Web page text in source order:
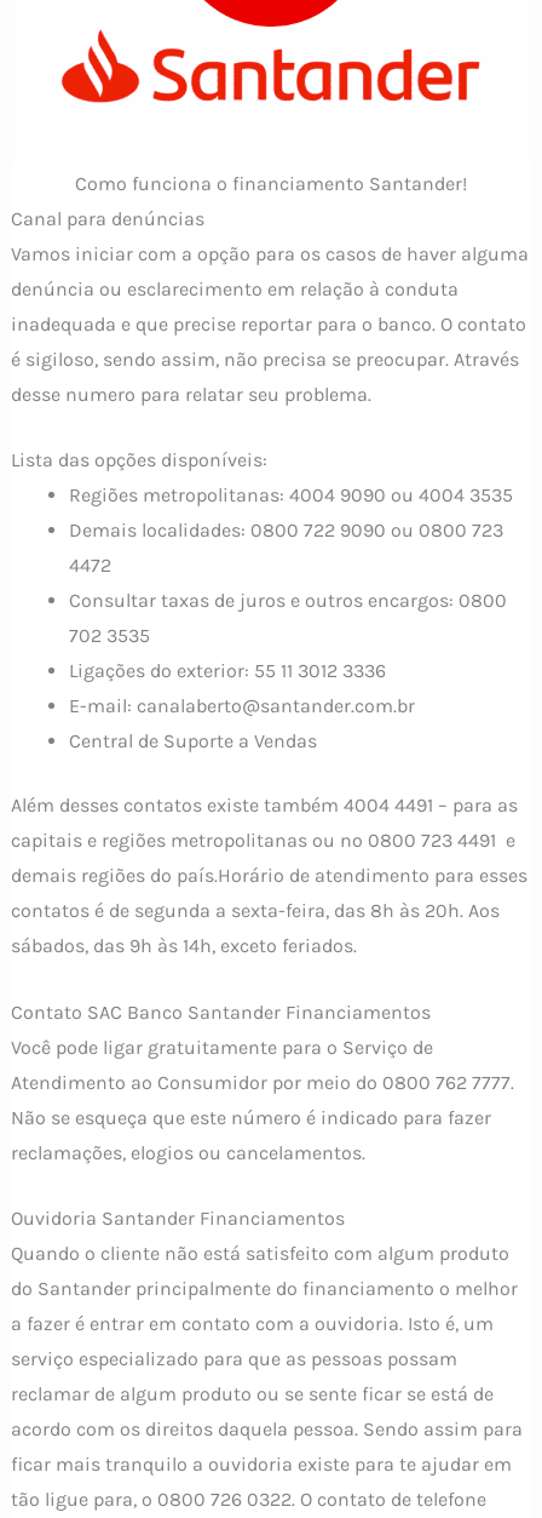
Como funciona o financiamento Santander!
Canal para denúncias
Vamos iniciar com a opção para os casos de haver alguma
denúncia ou esclarecimento em relação à conduta
inadequada e que precise reportar para o banco. O contato
é sigiloso, sendo assim, não precisa se preocupar. Através
desse numero para relatar seu problema.
Lista das opções disponíveis:
Regiões metropolitanas: 4004 9090 ou 4004 3535
Demais localidades: 0800 722 9090 ou 0800 723
4472
Consultar taxas de juros e outros encargos: 0800
702 3535
Ligações do exterior: 55 11 3012 3336
E-mail: canalaberto@santander.com.br
Central de Suporte a Vendas
Além desses contatos existe também 4004 4491 – para as
capitais e regiões metropolitanas ou no 0800 723 4491 e
demais regiões do país.Horário de atendimento para esses
contatos é de segunda a sexta-feira, das 8h às 20h. Aos
sábados, das 9h às 14h, exceto feriados.
Contato SAC Banco Santander Financiamentos
Você pode ligar gratuitamente para o Serviço de
Atendimento ao Consumidor por meio do 0800 762 7777.
Não se esqueça que este número é indicado para fazer
reclamações, elogios ou cancelamentos.
Ouvidoria Santander Financiamentos
Quando o cliente não está satisfeito com algum produto
do Santander principalmente do financiamento o melhor
a fazer é entrar em contato com a ouvidoria. Isto é, um
serviço especializado para que as pessoas possam
reclamar de algum produto ou se sente ficar se está de
acordo com os direitos daquela pessoa. Sendo assim para
ficar mais tranquilo a ouvidoria existe para te ajudar em
tão ligue para, o 0800 726 0322. O contato de telefone